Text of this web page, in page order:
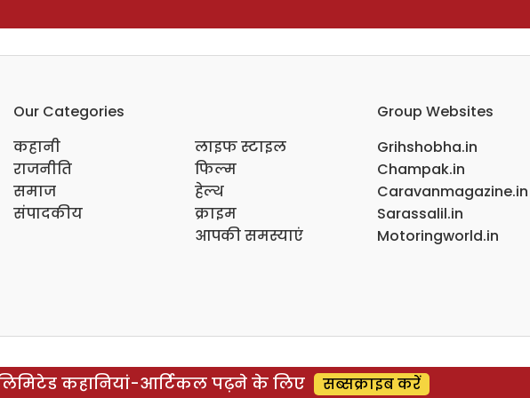
Our Categories
कहानी
राजनीति
समाज
संपादकीय
लाइफ स्टाइल
फिल्म
हेल्थ
क्राइम
आपकी समस्याएं
Group Websites
Grihshobha.in
Champak.in
Caravanmagazine.in
Sarassalil.in
Motoringworld.in
कहानियां-आर्टिकल पढ़ने के लिए सब्सक्राइब करें